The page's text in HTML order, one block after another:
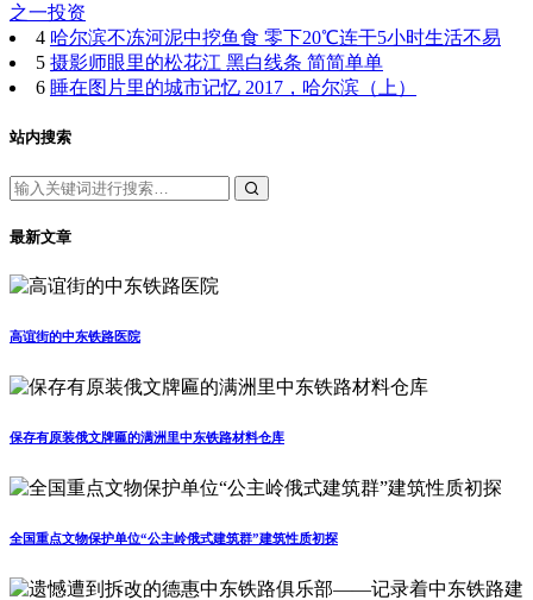
之一投资
4 哈尔滨不冻河泥中挖鱼食 零下20℃连干5小时生活不易
5 摄影师眼里的松花江 黑白线条 简简单单
6 睡在图片里的城市记忆 2017，哈尔滨（上）
站内搜索
最新文章
高谊街的中东铁路医院
保存有原装俄文牌匾的满洲里中东铁路材料仓库
全国重点文物保护单位“公主岭俄式建筑群”建筑性质初探